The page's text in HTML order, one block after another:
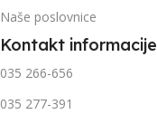
Naše poslovnice
Kontakt informacije
035 266-656
035 277-391